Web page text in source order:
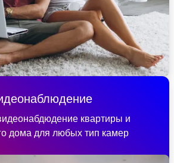
квартиры и
дома для любых тип камер